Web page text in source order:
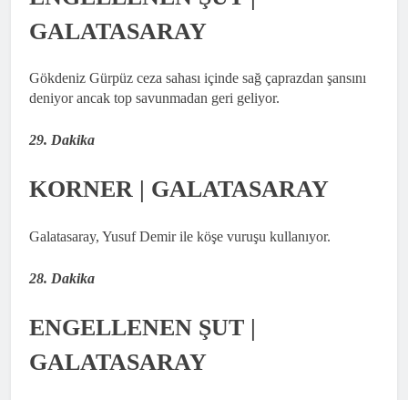
GALATASARAY
Gökdeniz Gürpüz ceza sahası içinde sağ çaprazdan şansını
deniyor ancak top savunmadan geri geliyor.
29. Dakika
KORNER | GALATASARAY
Galatasaray, Yusuf Demir ile köşe vuruşu kullanıyor.
28. Dakika
ENGELLENEN ŞUT |
GALATASARAY